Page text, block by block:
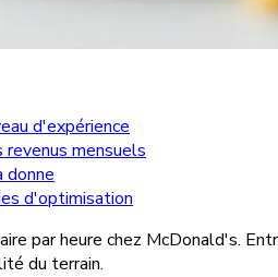
d'expérience
mensuels
donne
d'optimisation
par heure chez McDonald's.
du terrain.